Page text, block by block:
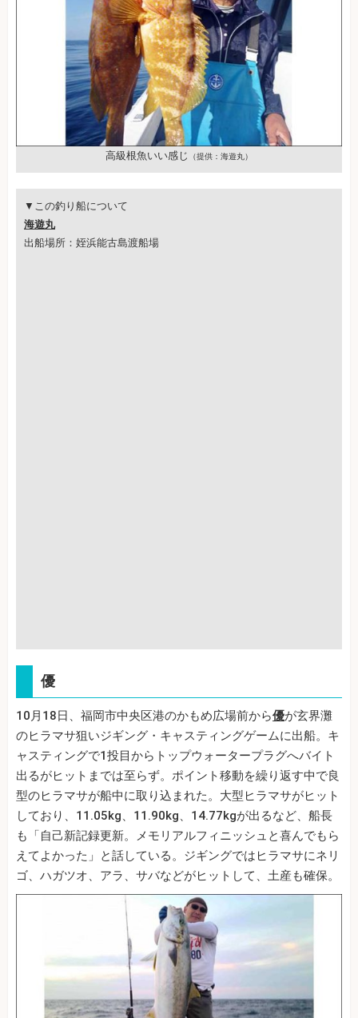
高級根魚いい感じ （提供：海遊丸）
▼この釣り船について
海遊丸
出船場所：姪浜能古島渡船場
優
10月18日、福岡市中央区港のかもめ広場前から優が玄界灘
のヒラマサ狙いジギング・キャスティングゲームに出船。キ
ャスティングで1投目からトップウォータープラグへバイト
出るがヒットまでは至らず。ポイント移動を繰り返す中で良
型のヒラマサが船中に取り込まれた。大型ヒラマサがヒット
しており、11.05kg、11.90kg、14.77kgが出るなど、船長
も「自己新記録更新。メモリアルフィニッシュと喜んでもら
えてよかった」と話している。ジギングではヒラマサにネリ
ゴ、ハガツオ、アラ、サバなどがヒットして、土産も確保。